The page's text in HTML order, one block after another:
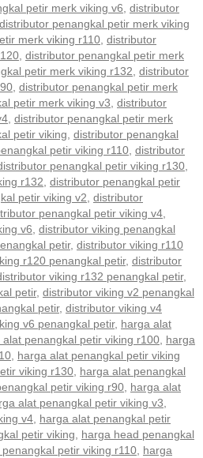
petir merk viking v6, distributor
distributor penangkal petir merk viking
merk viking r110, distributor
, distributor penangkal petir merk
petir merk viking r132, distributor
, distributor penangkal petir merk
petir merk viking v3, distributor
, distributor penangkal petir merk
petir viking, distributor penangkal
petir viking r110, distributor
penangkal petir viking r130,
r132, distributor penangkal petir
petir viking v2, distributor
penangkal petir viking v4,
v6, distributor viking penangkal
petir, distributor viking r110
r120 penangkal petir, distributor
viking r132 penangkal petir,
petir, distributor viking v2 penangkal
petir, distributor viking v4
v6 penangkal petir, harga alat
alat penangkal petir viking r100, harga
, harga alat penangkal petir viking
viking r130, harga alat penangkal
petir viking r90, harga alat
alat penangkal petir viking v3,
v4, harga alat penangkal petir
petir viking, harga head penangkal
petir viking r110, harga